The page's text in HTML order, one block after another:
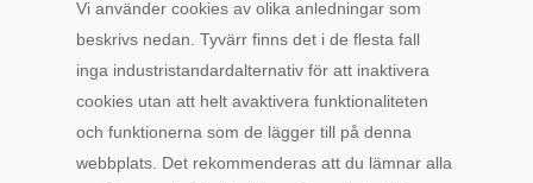
Vi använder cookies av olika anledningar som
beskrivs nedan. Tyvärr finns det i de flesta fall
inga industristandardalternativ för att inaktivera
cookies utan att helt avaktivera funktionaliteten
och funktionerna som de lägger till på denna
webbplats. Det rekommenderas att du lämnar alla